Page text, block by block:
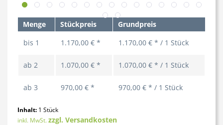
Menge Stückpreis
Grundpreis
bis 1 1.170,00 € * 1.170,00 € * / 1 Stück
ab 2 1.070,00 € * 1.070,00 € * / 1 Stück
ab 3 970,00 € * 970,00 € * / 1 Stück
Inhalt: 1 Stück
inkl. MwSt.zzgl. Versandkosten